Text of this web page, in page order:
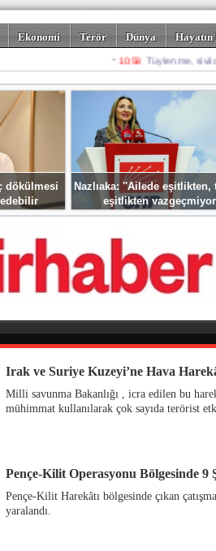
Ekonomi Terör Dünya
Spor Misafir
dökülmesi
Nazlıaka: ''Ailede eşitlikten,
eşitlikten
Irak ve Suriye Kuzeyi’ne Hava
Milli savunma Bakanlığı , icra edilen bu
mühimmat kullanılarak çok sayıda terörist
Pençe-Kilit Operasyonu Bölgesinde 9
Pençe-Kilit Harekâtı bölgesinde çıkan
yaralandı.